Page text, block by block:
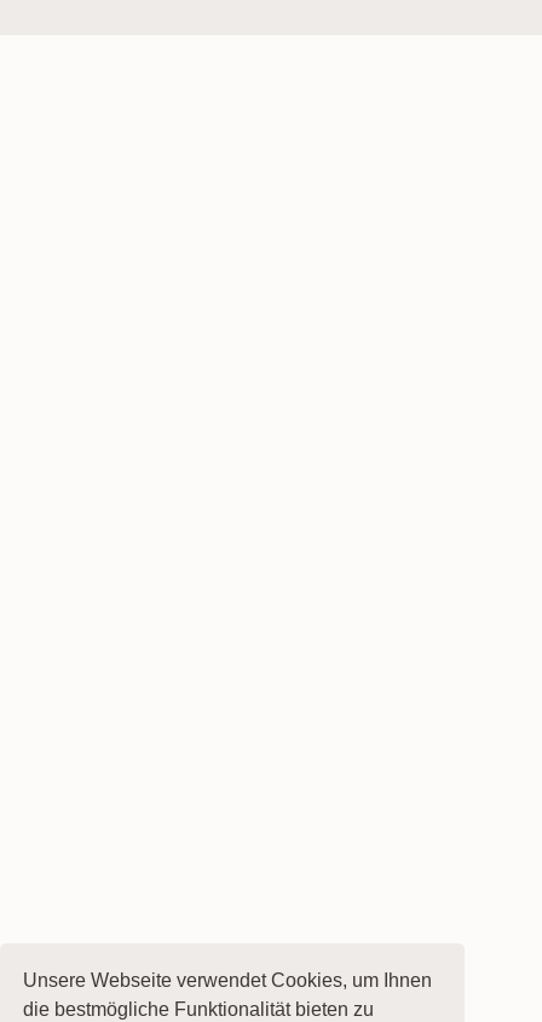
Unsere Webseite verwendet Cookies, um Ihnen
die bestmögliche Funktionalität bieten zu